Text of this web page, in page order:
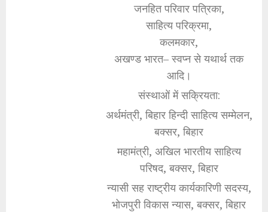
जनहित परिवार पत्रिका,
साहित्य परिक्रमा,
कलमकार,
अखण्ड भारत– स्वप्न से यथार्थ तक
आदि।
संस्थाओं में सक्रियता:
अर्थमंत्री, बिहार हिन्दी साहित्य सम्मेलन,
बक्सर, बिहार
महामंत्री, अखिल भारतीय साहित्य
परिषद, बक्सर, बिहार
न्यासी सह राष्ट्रीय कार्यकारिणी सदस्य,
भोजपुरी विकास न्यास, बक्सर, बिहार